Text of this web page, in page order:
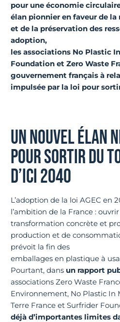
pour une économie
élan pionnier en faveur de
et de la préservation des
adoption,
les associations No Plastic
Foundation et Zero Waste
gouvernement français à
impulsée par la loi pour
UN NOUVEL ÉLAN
POUR SORTIR DU
D’ICI 2040
L’adoption de la loi AGEC en
l’ambition de la France :
transformation concrète et
production et de
prévoit la fin des
emballages en plastique à
Pourtant, dans un rapport
associations Zero Waste
Environnement, No Plastic In
Terre France et Surfrider
déjà d’importantes limites